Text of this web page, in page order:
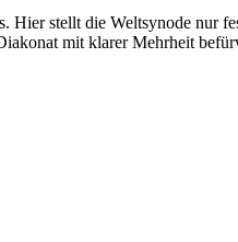
stellt die Weltsynode nur
mit klarer Mehrheit